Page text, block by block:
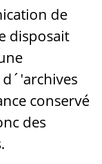
de
disposait
conservé
des